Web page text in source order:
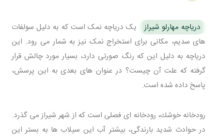
دریاچه مهارلو شیراز
یک دریاچه نمک است که به دلیل سولفات
های سدیم، مکانی برای استخراج نمک نیز به شمار می رود. این
دریاچه به دلیل این که رنگ صورتی دارد، بسیار مورد چالش قرار
گرفته که علت آن چیست؟ در عنوان های بعدی به این پرسش،
پاسخ داده شده است.
رودخانه خوشك، رودخانه ای فصلی است كه از شهر شیراز می گذرد.
در حوادث شدید بارندگی، بیشتر آب این سیلاب ها به بستر این